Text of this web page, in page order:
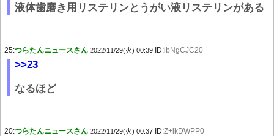
液体歯磨き用リステリンとうがい液リステリンがある
25:つらたんニュースさん 2022/11/29(火) 00:39 ID: lbNgCJC20
>>23
なるほど
20:つらたんニュースさん 2022/11/29(火) 00:37 ID:Z+ikDWPP0